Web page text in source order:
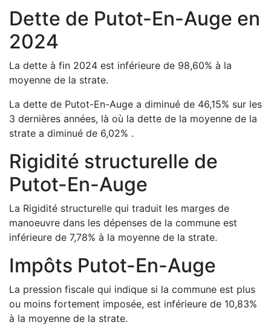
Dette de Putot-En-Auge en
2024
La dette à fin 2024 est inférieure de 98,60% à la
moyenne de la strate.
La dette de Putot-En-Auge a diminué de 46,15% sur les
3 dernières années, là où la dette de la moyenne de la
strate a diminué de 6,02% .
Rigidité structurelle de
Putot-En-Auge
La Rigidité structurelle qui traduit les marges de
manoeuvre dans les dépenses de la commune est
inférieure de 7,78% à la moyenne de la strate.
Impôts Putot-En-Auge
La pression fiscale qui indique si la commune est plus
ou moins fortement imposée, est inférieure de 10,83%
à la moyenne de la strate.